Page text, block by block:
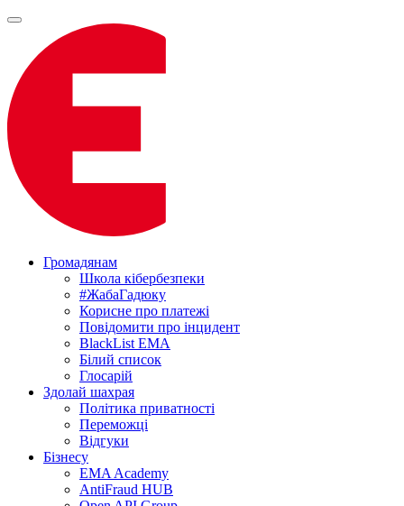
Громадянам
Школа кібербезпеки
#ЖабаГадюку
Корисне про платежі
Повідомити про інцидент
BlackList EMA
Білий список
Глосарій
Здолай шахрая
Політика приватності
Переможцi
Відгуки
Бізнесу
EMA Academy
AntiFraud HUB